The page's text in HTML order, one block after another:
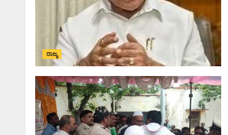
ರಾಜ್ಯ